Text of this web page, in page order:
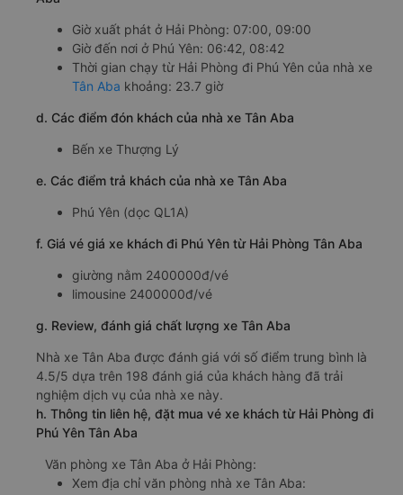
Giờ xuất phát ở Hải Phòng: 07:00, 09:00
Giờ đến nơi ở Phú Yên: 06:42, 08:42
Thời gian chạy từ Hải Phòng đi Phú Yên của nhà xe
Tân Aba khoảng: 23.7 giờ
d. Các điểm đón khách của nhà xe Tân Aba
Bến xe Thượng Lý
e. Các điểm trả khách của nhà xe Tân Aba
Phú Yên (dọc QL1A)
f. Giá vé giá xe khách đi Phú Yên từ Hải Phòng Tân Aba
giường nằm 2400000đ/vé
limousine 2400000đ/vé
g. Review, đánh giá chất lượng xe Tân Aba
Nhà xe Tân Aba được đánh giá với số điểm trung bình là
4.5/5 dựa trên 198 đánh giá của khách hàng đã trải
nghiệm dịch vụ của nhà xe này.
h. Thông tin liên hệ, đặt mua vé xe khách từ Hải Phòng đi
Phú Yên Tân Aba
Văn phòng xe Tân Aba ở Hải Phòng:
Xem địa chỉ văn phòng nhà xe Tân Aba: